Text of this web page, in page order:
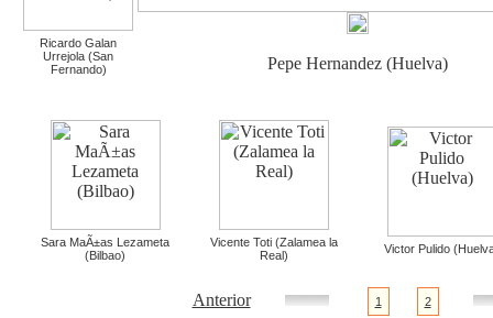
Pepe Hernandez (Huelva)
Ricardo Galan
Urrejola (San
Fernando)
Sara MaÃ±as Lezameta
(Bilbao)
Vicente Toti (Zalamea la
Real)
Victor Pulido
Anterior 1 2